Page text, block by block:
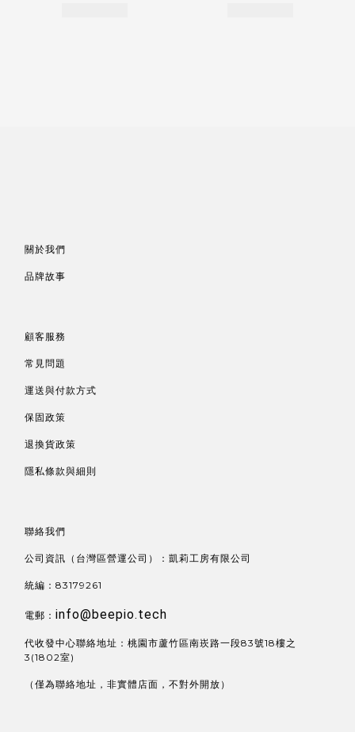
關於我們
品牌故事
顧客服務
常見問題
運送與付款方式
保固政策
退換貨政策
隱私條款與細則
聯絡我們
公司資訊（台灣區營運公司）：凱莉工房有限公司
統編：83179261
電郵： info@beepio.tech
代收發中心聯絡地址：桃園市蘆竹區南崁路一段83號18樓之
3(1802室)
（僅為聯絡地址，非實體店面，不對外開放）